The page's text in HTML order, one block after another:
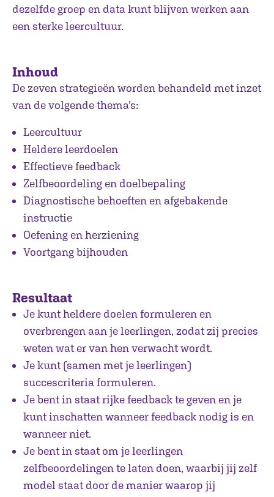
dezelfde groep en data kunt blijven werken aan
een sterke leercultuur.
Inhoud
De zeven strategieën worden behandeld met inzet
van de volgende thema’s:
Leercultuur
Heldere leerdoelen
Effectieve feedback
Zelfbeoordeling en doelbepaling
Diagnostische behoeften en afgebakende
instructie
Oefening en herziening
Voortgang bijhouden
Resultaat
Je kunt heldere doelen formuleren en
overbrengen aan je leerlingen, zodat zij precies
weten wat er van hen verwacht wordt.
Je kunt (samen met je leerlingen)
succescriteria formuleren.
Je bent in staat rijke feedback te geven en je
kunt inschatten wanneer feedback nodig is en
wanneer niet.
Je bent in staat om je leerlingen
zelfbeoordelingen te laten doen, waarbij jij zelf
model staat door de manier waarop jij